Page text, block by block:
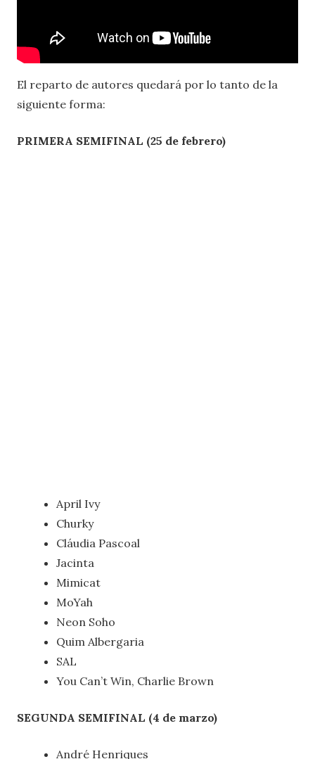
El reparto de autores quedará por lo tanto de la
siguiente forma:
PRIMERA SEMIFINAL (25 de febrero)
April Ivy
Churky
Cláudia Pascoal
Jacinta
Mimicat
MoYah
Neon Soho
Quim Albergaria
SAL
You Can’t Win, Charlie Brown
SEGUNDA SEMIFINAL (4 de marzo)
André Henriques